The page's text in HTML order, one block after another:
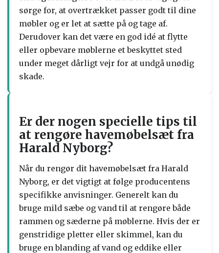
sørge for, at overtrækket passer godt til dine
møbler og er let at sætte på og tage af.
Derudover kan det være en god idé at flytte
eller opbevare møblerne et beskyttet sted
under meget dårligt vejr for at undgå unødig
skade.
Er der nogen specielle tips til
at rengøre havemøbelsæt fra
Harald Nyborg?
Når du rengør dit havemøbelsæt fra Harald
Nyborg, er det vigtigt at følge producentens
specifikke anvisninger. Generelt kan du
bruge mild sæbe og vand til at rengøre både
rammen og sæderne på møblerne. Hvis der er
genstridige pletter eller skimmel, kan du
bruge en blanding af vand og eddike eller